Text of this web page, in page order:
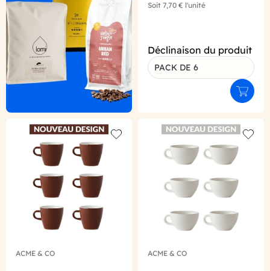
Soit 7,70 € l'unité
Déclinaison du produit
PACK DE 6
Add to wishlist
ACME & CO ACME & CO